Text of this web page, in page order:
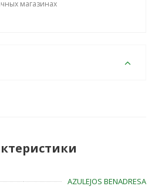
магазинах
AZULEJOS BENADRESA